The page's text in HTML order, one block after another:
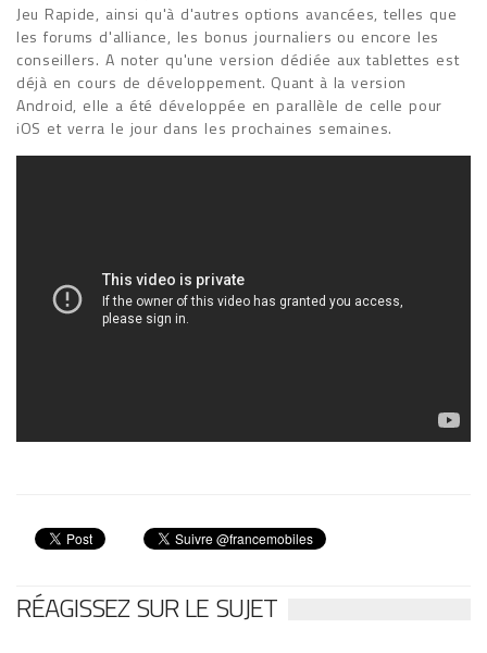
Jeu Rapide, ainsi qu'à d'autres options avancées, telles que
les forums d'alliance, les bonus journaliers ou encore les
conseillers. A noter qu'une version dédiée aux tablettes est
déjà en cours de développement. Quant à la version
Android, elle a été développée en parallèle de celle pour
iOS et verra le jour dans les prochaines semaines.
RÉAGISSEZ SUR LE SUJET